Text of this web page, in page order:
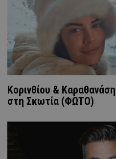
Κορινθίου &
στη Σκωτία (ΦΩΤΟ)